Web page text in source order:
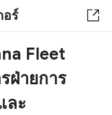
อร์
Fleet
ฝ่ายการ
ละ